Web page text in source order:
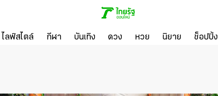
ไลฟ์สไตล์ กีฬา บันเทิง ดวง หวย นิยาย ช็อปปิ้ง